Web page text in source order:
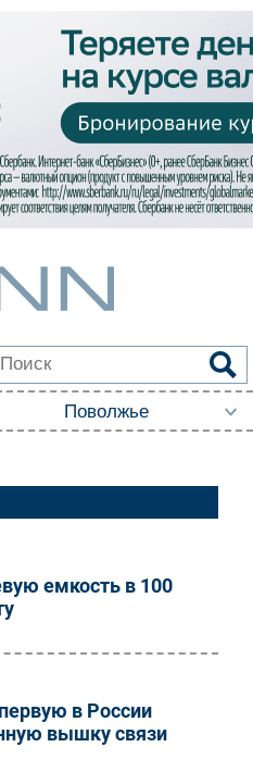
емкость в 100
в России
вышку связи